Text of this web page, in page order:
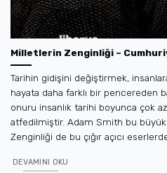
Milletlerin Zenginliği –
Tarihin gidişini değiştirmek,
hayata daha farklı bir pencereden
onuru insanlık tarihi boyunca çok
atfedilmiştir. Adam Smith bu
Zenginliği de bu çığır açıcı
DEVAMINI OKU